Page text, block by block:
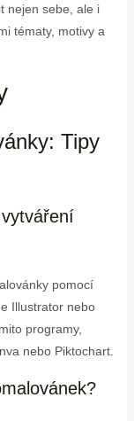
nejen sebe, ale i
tématy, motivy a
Tipy
pomocí
Illustrator nebo
programy,
nebo Piktochart.